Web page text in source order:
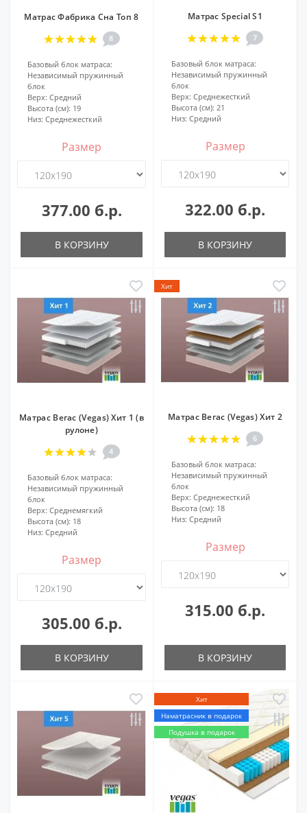
Матрас Фабрика Сна Топ 8
8
Базовый блок матраса:
Независимый пружинный
блок
Верх: Средний
Высота (см): 19
Низ: Среднежесткий
Размер
377.00 б.р.
В КОРЗИНУ
Матрас Special S1
7
Базовый блок матраса:
Независимый пружинный
блок
Верх: Среднежесткий
Высота (см): 21
Низ: Средний
Размер
322.00 б.р.
В КОРЗИНУ
Матрас Вегас (Vegas) Хит 1 (в
рулоне)
4
Базовый блок матраса:
Независимый пружинный
блок
Верх: Среднемягкий
Высота (см): 18
Низ: Средний
Размер
305.00 б.р.
В КОРЗИНУ
Хит
Матрас Вегас (Vegas) Хит 2
6
Базовый блок матраса:
Независимый пружинный
блок
Верх: Среднежесткий
Высота (см): 18
Низ: Средний
Размер
315.00 б.р.
В КОРЗИНУ
Хит
Наматрасник в подарок
Подушка в подарок